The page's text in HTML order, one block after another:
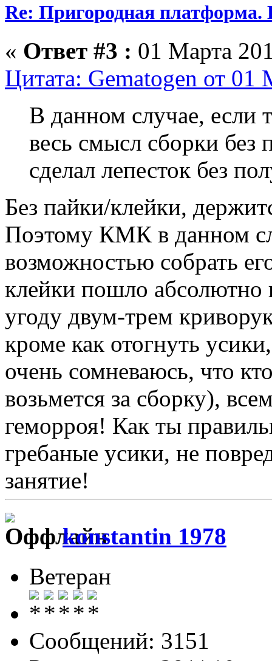
Re: Пригородная платформа.
« Ответ #3 : 01 Марта
Цитата: Gematogen от
В данном случае, если
весь смысл сборки без
сделал лепесток без
Без пайки/клейки,
Поэтому КМК в данном
возможностью собрать
клейки пошло абсолютно
угоду двум-трем
кроме как отогнуть
очень сомневаюсь, что
возьмется за сборку),
геморроя! Как ты
гребаные усики, не
занятие!
konstantin 1978
Ветеран
Сообщений: 3151